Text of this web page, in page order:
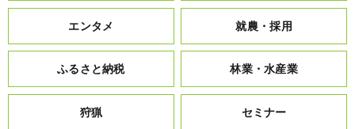
エンタメ 就農・採用
ふるさと納税 林業・水産業
狩猟 セミナー